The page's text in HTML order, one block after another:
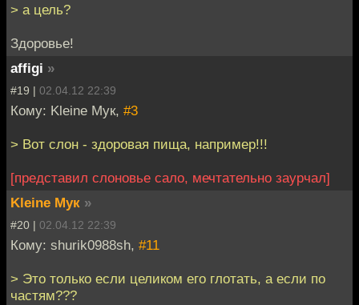
> а цель?
Здоровье!
affigi »
#19 | 02.04.12 22:39
Кому: Kleine Мук, #3
> Вот слон - здоровая пища, например!!!
[представил слоновье сало, мечтательно заурчал]
Kleine Мук »
#20 | 02.04.12 22:39
Кому: shurik0988sh, #11
> Это только если целиком его глотать, а если по
частям???